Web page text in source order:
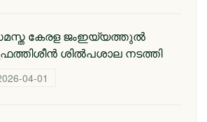
കേരള ജംഇയ്യത്തുല്‍
ശില്‍പശാല നടത്തി
04-01